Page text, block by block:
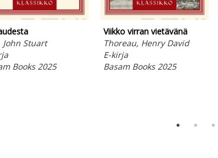
Stuart
Books 2025
Viikko virran vietävänä
Thoreau, Henry David
E-kirja
Basam Books 2025